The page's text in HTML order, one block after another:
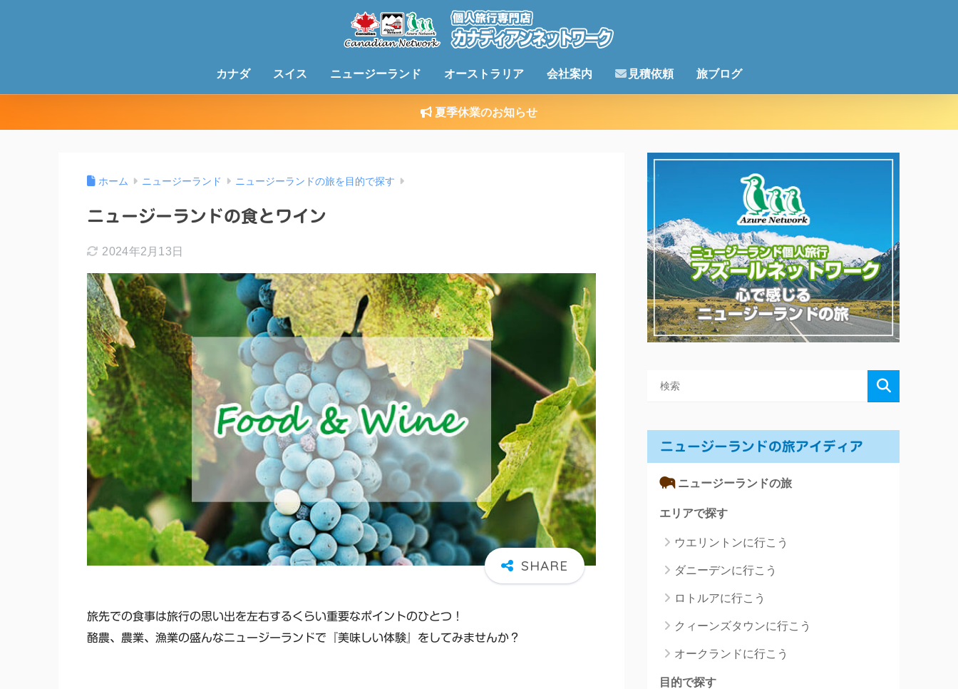
カナダ スイス ニュージーランド オーストラリア 会社案内 見積依頼 旅ブログ
夏季休業のお知らせ
ホーム ニュージーランド ニュージーランドの旅を目的で探す
ニュージーランドの食とワイン
2024年2月13日
旅先での食事は旅行の思い出を左右するくらい重要なポイントのひとつ！
酪農、農業、漁業の盛んなニュージーランドで『美味しい体験』をしてみませんか？
ニュージーランドの旅アイディア
ニュージーランドの旅
エリアで探す
ウエリントンに行こう
ダニーデンに行こう
ロトルアに行こう
クィーンズタウンに行こう
オークランドに行こう
目的で探す